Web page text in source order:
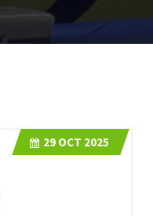
29 OCT 2025